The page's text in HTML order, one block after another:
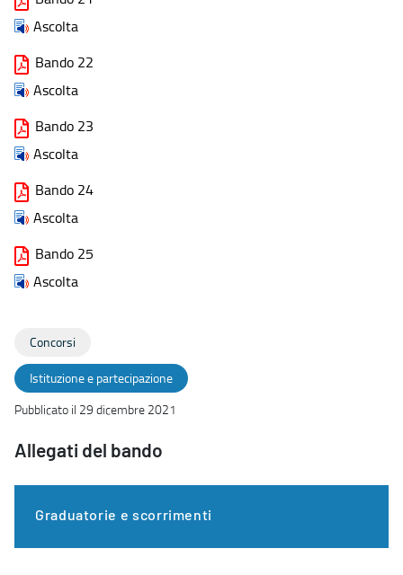
Ascolta
Bando 22
Ascolta
Bando 23
Ascolta
Bando 24
Ascolta
Bando 25
Ascolta
Concorsi
Istituzione e partecipazione
Pubblicato il 29 dicembre 2021
Allegati del bando
Graduatorie e scorrimenti